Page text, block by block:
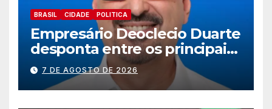
BRASIL CIDADE POLITICA
Empresário Deoclecio Duarte
desponta entre os principais
nomes do União Brasil para
deputado estadual
7 DE AGOSTO DE 2026